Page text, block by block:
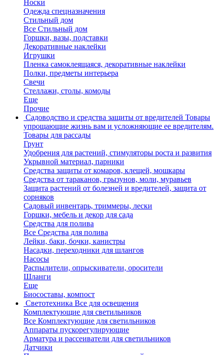
Носки
Одежда спецназначения
Стильный дом
Все Стильный дом
Горшки, вазы, подставки
Декоративные наклейки
Игрушки
Пленка самоклеящаяся, декоративные наклейки
Полки, предметы интерьера
Свечи
Стеллажи, столы, комоды
Еще
Прочие
Садоводство и средства защиты от вредителей Товары
упрощающие жизнь вам и усложняющие ее вредителям.
Товары для рассады
Грунт
Удобрения для растений, стимуляторы роста и развития
Укрывной материал, парники
Средства защиты от комаров, клещей, мошкары
Средства от тараканов, грызунов, моли, муравьев
Защита растений от болезней и вредителей, защита от
сорняков
Садовый инвентарь, триммеры, лески
Горшки, мебель и декор для сада
Средства для полива
Все Средства для полива
Лейки, баки, бочки, канистры
Насадки, переходники для шлангов
Насосы
Распылители, опрыскиватели, оросители
Шланги
Еще
Биосоставы, компост
Светотехника Все для освещения
Комплектующие для светильников
Все Комплектующие для светильников
Аппараты пускорегулирующие
Арматура и рассеиватели для светильников
Датчики